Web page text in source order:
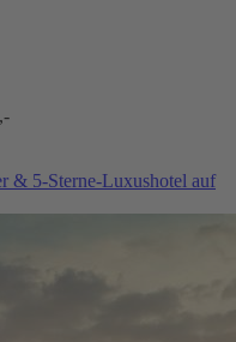
& 5-Sterne-Luxushotel auf